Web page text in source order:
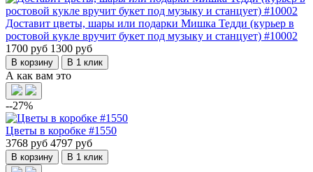
Доставит цветы, шары или подарки Мишка Тедди (курьер в
ростовой кукле вручит букет под музыку и станцует) #10002
1700 руб 1300 руб
В корзину В 1 клик
А как вам это
--27%
Цветы в коробке #1550
3768 руб 4797 руб
В корзину В 1 клик